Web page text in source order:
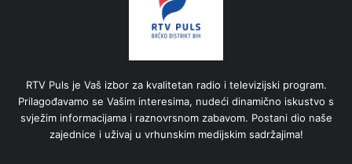
RTV Puls je Vaš izbor za kvalitetan radio i televizijski program.
Prilagođavamo se Vašim interesima, nudeći dinamično iskustvo s
svježim informacijama i raznovrsnom zabavom. Postani dio naše
zajednice i uživaj u vrhunskim medijskim sadržajima!